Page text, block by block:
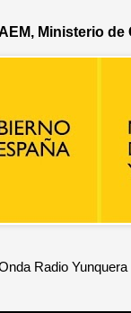
Ministerio de
Radio